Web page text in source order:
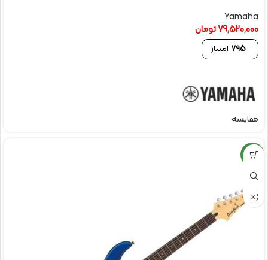
Yamaha
79,520,000تومان
795 امتیاز
مقایسه
NEW